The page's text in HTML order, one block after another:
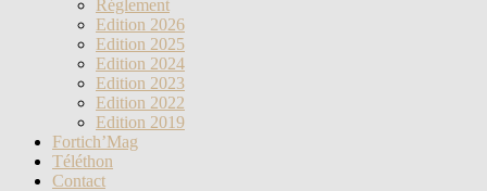
Réglement
Edition 2026
Edition 2025
Edition 2024
Edition 2023
Edition 2022
Edition 2019
Fortich’Mag
Téléthon
Contact